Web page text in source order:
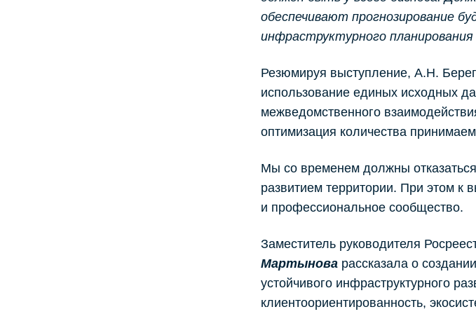
обеспечивают прогнозирование
инфраструктурного
Резюмируя выступление, А.Н.
использование единых исходных
межведомственного
оптимизация количества
Мы со временем должны
развитием территории. При этом к
и профессиональное сообщество.
Заместитель руководителя
Мартынова рассказала о
устойчивого инфраструктурного
клиентоориентированность,